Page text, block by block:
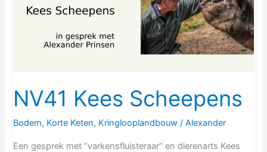
NV41 Kees Scheepens
Bodem, Korte Keten, Kringlooplandbouw /Alexander
Een gesprek met “varkensfluisteraar” en dierenarts Kees